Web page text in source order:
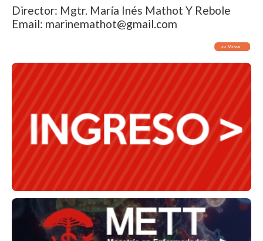
Director: Mgtr. María Inés Mathot Y Rebole
Email: marinemathot@gmail.com